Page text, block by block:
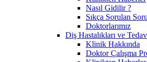
Nasıl Gidilir ?
Sıkça Sorulan
Doktorlarımız
Diş Hastalıkları ve
Klinik Hakkında
Doktor Çalışma